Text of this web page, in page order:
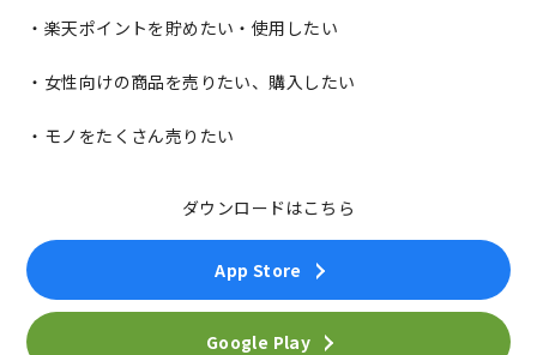
・楽天ポイントを貯めたい・使用したい
・女性向けの商品を売りたい、購入したい
・モノをたくさん売りたい
ダウンロードはこちら
App Store
Google Play